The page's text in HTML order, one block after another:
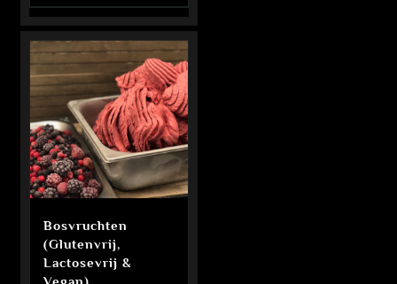
Bosvruchten
(Glutenvrij,
Lactosevrij &
Vegan)